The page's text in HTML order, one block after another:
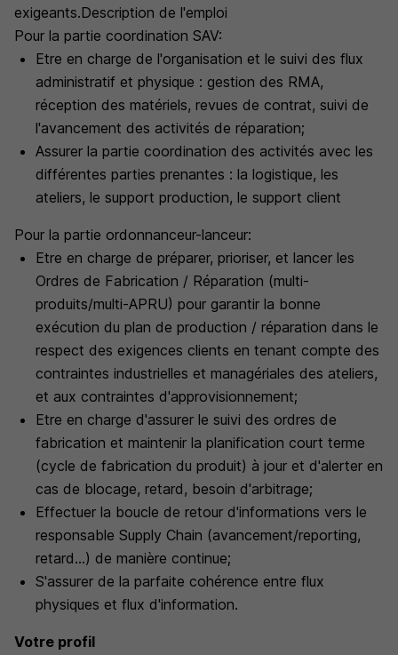
exigeants.Description de l'emploi
Pour la partie coordination SAV:
Etre en charge de l'organisation et le suivi des flux
administratif et physique : gestion des RMA,
réception des matériels, revues de contrat, suivi de
l'avancement des activités de réparation;
Assurer la partie coordination des activités avec les
différentes parties prenantes : la logistique, les
ateliers, le support production, le support client
Pour la partie ordonnanceur-lanceur:
Etre en charge de préparer, prioriser, et lancer les
Ordres de Fabrication / Réparation (multi-
produits/multi-APRU) pour garantir la bonne
exécution du plan de production / réparation dans le
respect des exigences clients en tenant compte des
contraintes industrielles et managériales des ateliers,
et aux contraintes d'approvisionnement;
Etre en charge d'assurer le suivi des ordres de
fabrication et maintenir la planification court terme
(cycle de fabrication du produit) à jour et d'alerter en
cas de blocage, retard, besoin d'arbitrage;
Effectuer la boucle de retour d'informations vers le
responsable Supply Chain (avancement/reporting,
retard...) de manière continue;
S'assurer de la parfaite cohérence entre flux
physiques et flux d'information.
Votre profil